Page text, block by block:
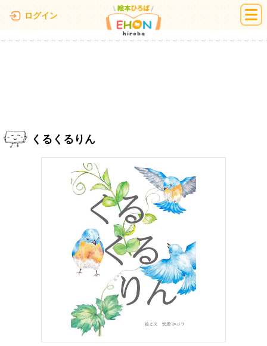
ログイン 絵本ひろば
くるくるりん